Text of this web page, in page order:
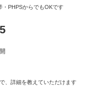
・PHPSからでもOKです
、詳細を教えていただけます